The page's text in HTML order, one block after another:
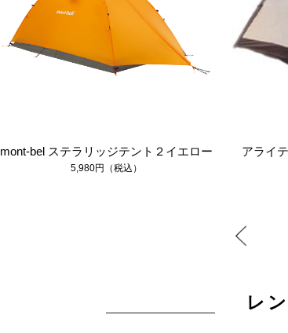
mont-bel ステラリッジテント２イエロー
5,980円（税込）
アライ
レ